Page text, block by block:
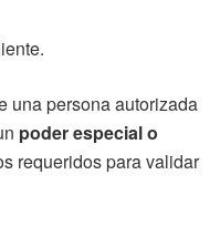
una persona autorizada
poder especial o
requeridos para validar